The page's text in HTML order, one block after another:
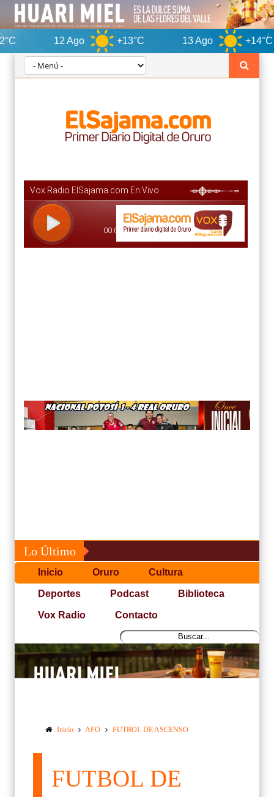
+13°C +14°C
Lo Último
Inicio Oruro Cultura
Deportes Podcast Biblioteca
Vox Radio Contacto
Inicio AFO FUTBOL DE ASCENSO
FUTBOL DE